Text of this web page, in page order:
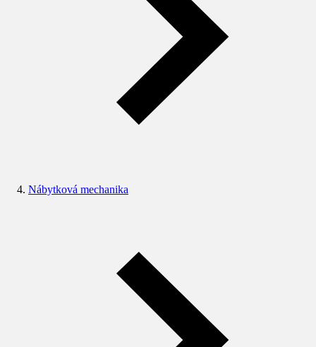
Nábytková mechanika